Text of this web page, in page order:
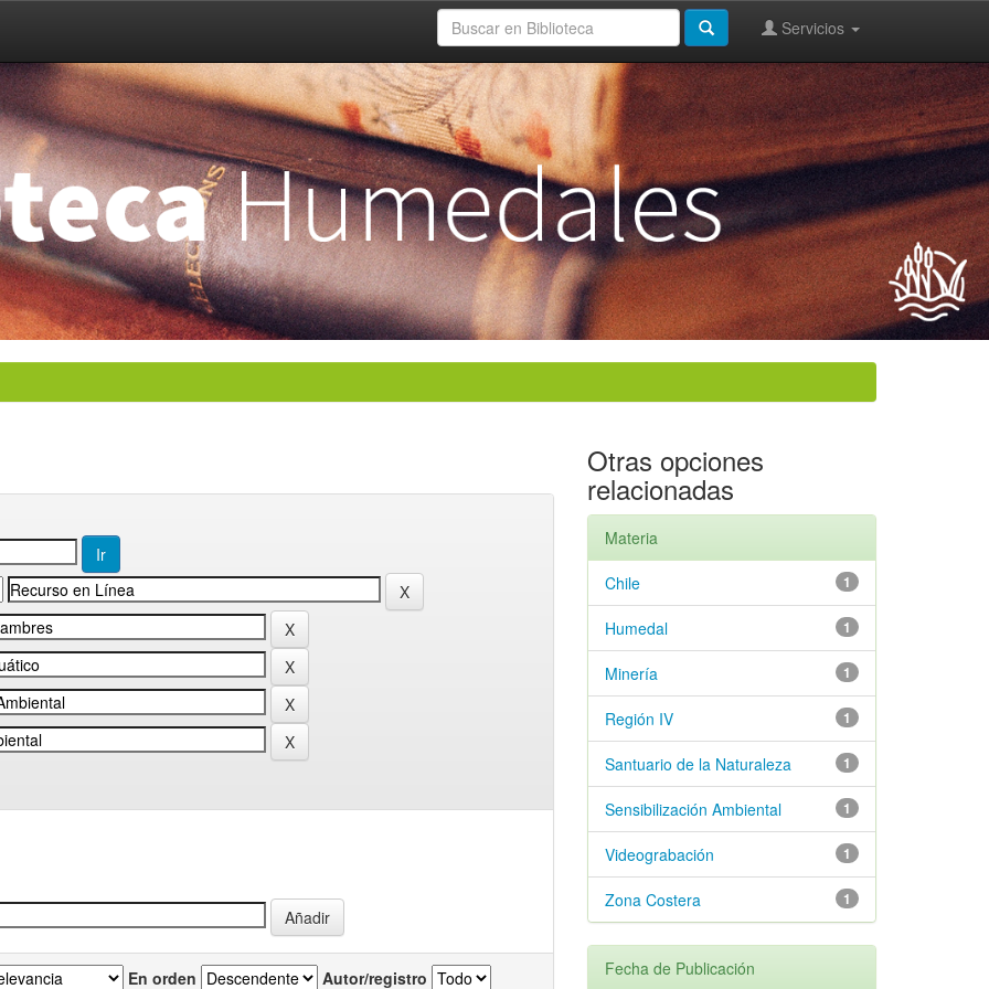
Servicios
En orden Autor/registro
Otras opciones
relacionadas
Materia
1
Chile
1
Humedal
1
Minería
1
Región IV
1
Santuario de la Naturaleza
1
Sensibilización Ambiental
1
Videograbación
1
Zona Costera
Fecha de Publicación